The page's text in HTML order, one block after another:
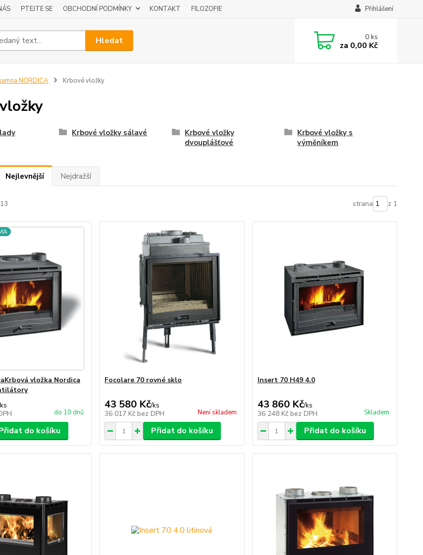
PTEJTE SE OBCHODNÍ PODMÍNKY KONTAKT FILOZOFIE Přihlášení
Hledat 0ks
za 0,00 Kč
NORDICA Krbové vložky
Krbové vložky sálavé
Krbové vložky
dvouplášťové
Krbové vložky s
výměníkem
Nejlevnější Nejdražší
strana z 1
vložka Nordica
ks
do 10 dnů
do košíku
Focolare 70 rovné sklo
43 580 Kč/ks
36 017 Kč bez DPH Není skladem
Přidat do košíku
Insert 70 H49 4.0
43 860 Kč/ks
36 248 Kč bez DPH Skladem
Přidat do košíku